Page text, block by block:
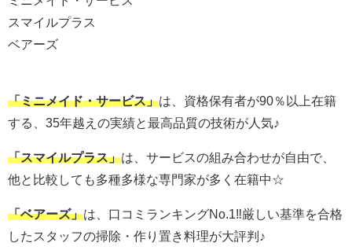
スマイルプラス
ベアーズ
「ミニメイド・サービス」は、 資格保有者が90％以上在籍
する、35年越えの実績と最高品質の技術が人気♪
「スマイルプラス」は、 サービスの組み合わせが自由で、
他と比較しても多種多様な専門家が多く在籍中☆
「ベアーズ」は、 口コミランキングNo.1‼︎厳しい基準を合格
したスタッフの掃除・作り置き料理が大評判♪